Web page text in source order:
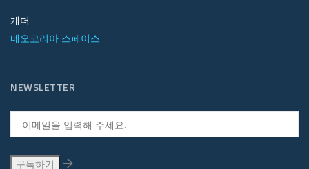
개더
네오코리아 스페이스
NEWSLETTER